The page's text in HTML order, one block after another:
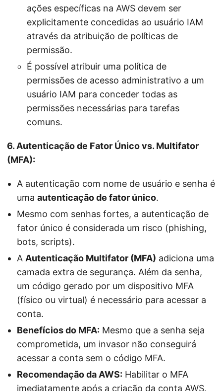
ações específicas na AWS devem ser
explicitamente concedidas ao usuário IAM
através da atribuição de políticas de
permissão.
É possível atribuir uma política de
permissões de acesso administrativo a um
usuário IAM para conceder todas as
permissões necessárias para tarefas
comuns.
6. Autenticação de Fator Único vs. Multifator
(MFA):
A autenticação com nome de usuário e senha é
uma autenticação de fator único.
Mesmo com senhas fortes, a autenticação de
fator único é considerada um risco (phishing,
bots, scripts).
A Autenticação Multifator (MFA) adiciona uma
camada extra de segurança. Além da senha,
um código gerado por um dispositivo MFA
(físico ou virtual) é necessário para acessar a
conta.
Benefícios do MFA: Mesmo que a senha seja
comprometida, um invasor não conseguirá
acessar a conta sem o código MFA.
Recomendação da AWS: Habilitar o MFA
imediatamente após a criação da conta AWS.